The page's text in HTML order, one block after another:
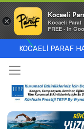
KOCAELİ PARAF
×
Kocaeli
Kocaeli Paraf
FREE - In